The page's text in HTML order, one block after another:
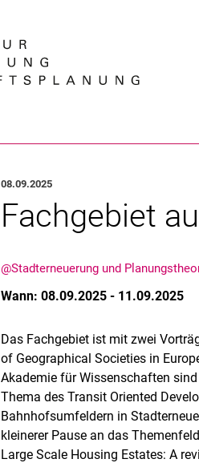
08.09.2025
Fachgebiet
@Stadterneuerung und
Wann: 08.09.2025 - 11.09.2025
Das Fachgebiet ist mit zwei
of Geographical Societies in
Akademie für Wissenschaften
Thema des Transit Oriented
Bahnhofsumfeldern in
kleinerer Pause an das
Large Scale Housing Estates: A